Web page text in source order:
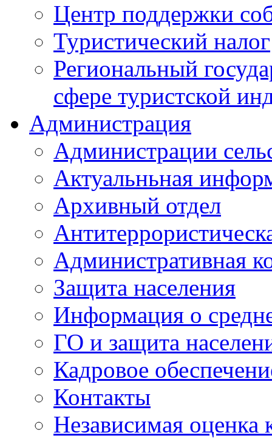
Центр поддержки
Туристический налог
Региональный
сфере туристской
Администрация
Администрации
Актуальньная
Архивный отдел
Административная
Защита населения
Информация о
ГО и защита
Кадровое
Контакты
Независимая оценка